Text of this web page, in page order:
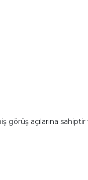
görüş açılarına